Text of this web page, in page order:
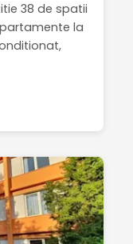
38 de spatii
la